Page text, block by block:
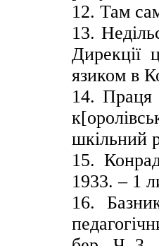
12. Там
13.
Дирекції
язиком в
14. Праця
шкільний
15.
1933. – 1
16.